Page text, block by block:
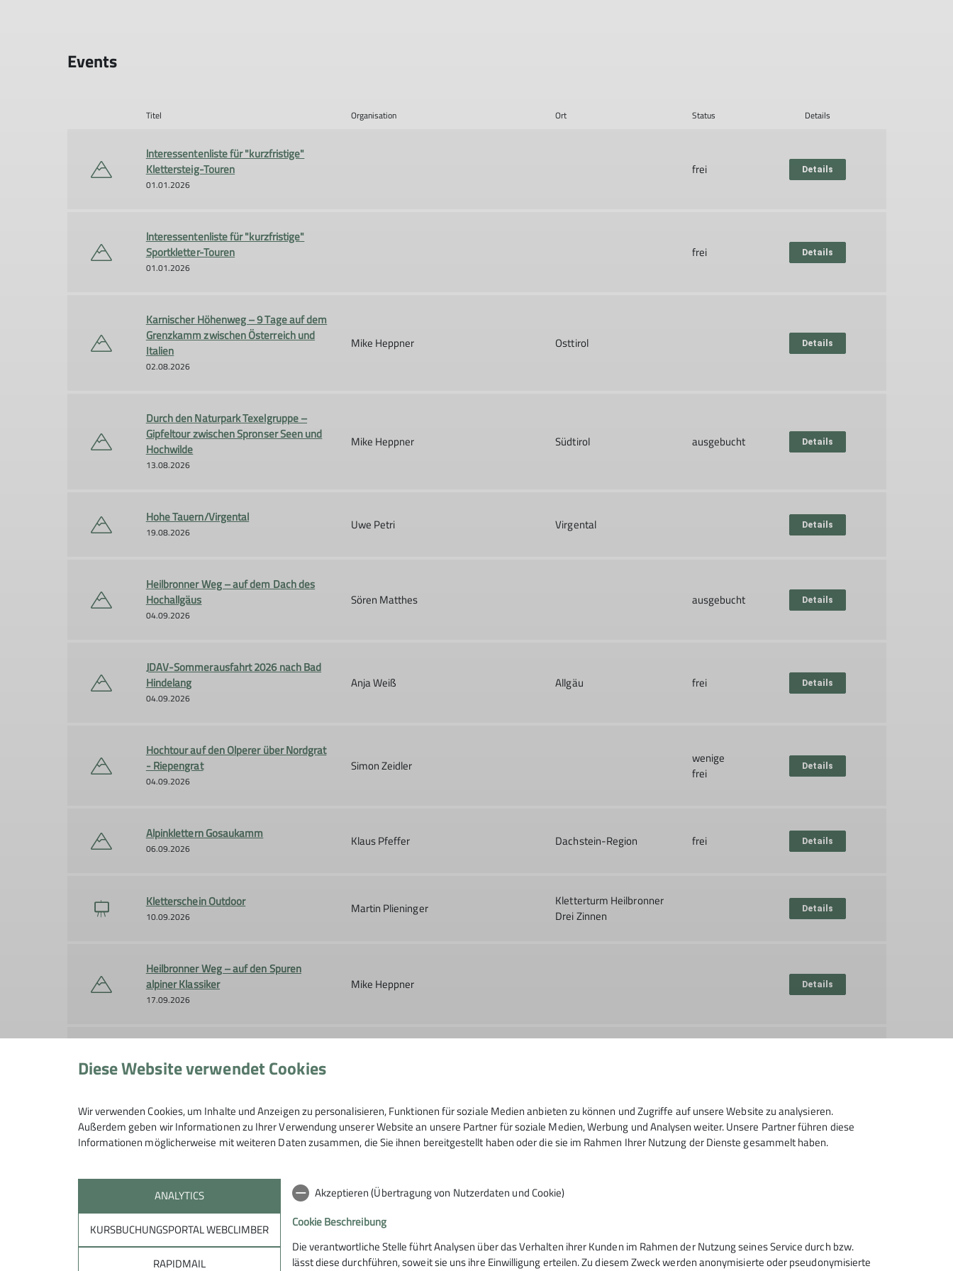
Events
Titel Organisation Ort Status Details
lnteressentenliste für "kurzfristige"
Klettersteig-Touren
01.01.2026
frei Details
lnteressentenliste für "kurzfristige"
Sportkletter-Touren
01.01.2026
frei Details
Karnischer Höhenweg – 9 Tage auf dem
Grenzkamm zwischen Österreich und
Italien
02.08.2026
Mike Heppner Osttirol Details
Durch den Naturpark Texelgruppe –
Gipfeltour zwischen Spronser Seen und
Hochwilde
13.08.2026
Mike Heppner Südtirol ausgebucht Details
Hohe Tauern/Virgental
19.08.2026 Uwe Petri Virgental Details
Heilbronner Weg – auf dem Dach des
Hochallgäus
04.09.2026
Sören Matthes ausgebucht Details
JDAV-Sommerausfahrt 2026 nach Bad
Hindelang
04.09.2026
Anja Weiß Allgäu frei Details
Hochtour auf den Olperer über Nordgrat
- Riepengrat
04.09.2026
Simon Zeidler
wenige
frei
Details
Alpinklettern Gosaukamm
06.09.2026 Klaus Pfeffer Dachstein-Region frei Details
Kletterschein Outdoor
10.09.2026 Martin Plieninger
Kletterturm Heilbronner
Drei Zinnen
Details
Heilbronner Weg – auf den Spuren
alpiner Klassiker
17.09.2026
Mike Heppner Details
26.09.2026
Goldener Herbst im Donautal
16.10.2026 Achim Schulz Donautal frei Details
Sektion Heilbronn des
Diese Website verwendet Cookies
Wir verwenden Cookies, um Inhalte und Anzeigen zu personalisieren, Funktionen für soziale Medien anbieten zu können und Zugriffe auf unsere Website zu analysieren.
Außerdem geben wir Informationen zu Ihrer Verwendung unserer Website an unsere Partner für soziale Medien, Werbung und Analysen weiter. Unsere Partner führen diese
Informationen möglicherweise mit weiteren Daten zusammen, die Sie ihnen bereitgestellt haben oder die sie im Rahmen Ihrer Nutzung der Dienste gesammelt haben.
ANALYTICS
KURSBUCHUNGSPORTAL WEBCLIMBER
RAPIDMAIL
Akzeptieren (Übertragung von Nutzerdaten und Cookie)
Cookie Beschreibung
Die verantwortliche Stelle führt Analysen über das Verhalten ihrer Kunden im Rahmen der Nutzung seines Service durch bzw.
lässt diese durchführen, soweit sie uns ihre Einwilligung erteilen. Zu diesem Zweck werden anonymisierte oder pseudonymisierte